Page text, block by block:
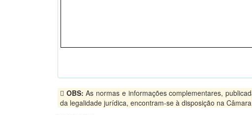
OBS: As normas e informações complementares,
da legalidade jurídica, encontram-se à disposição na